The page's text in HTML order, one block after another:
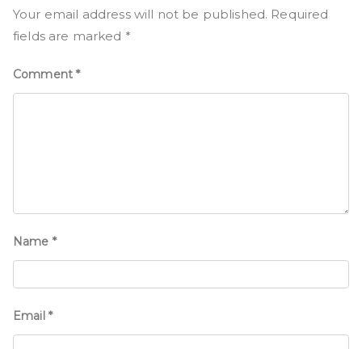
Your email address will not be published. Required
fields are marked *
Comment*
Name *
Email *